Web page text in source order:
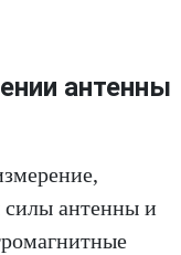
антенны
силы антенны и